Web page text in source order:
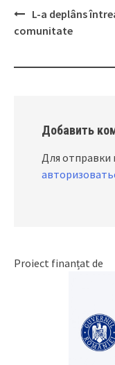
Post
L-a deplâns
comunitate
Добавить
Для отправки
Proiect finanțat de